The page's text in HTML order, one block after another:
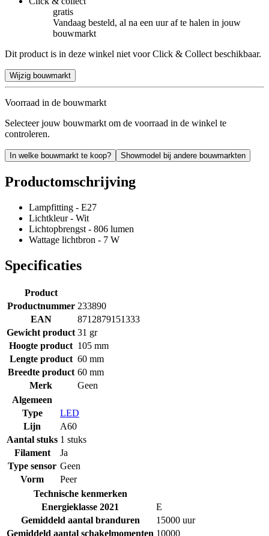
gratis
Vandaag besteld, al na een uur af te halen in jouw
bouwmarkt
Dit product is in deze winkel niet voor Click & Collect beschikbaar.
Wijzig bouwmarkt
Voorraad in de bouwmarkt
Selecteer jouw bouwmarkt om de voorraad in de winkel te
controleren.
In welke bouwmarkt te koop? Showmodel bij andere bouwmarkten
Productomschrijving
Lampfitting - E27
Lichtkleur - Wit
Lichtopbrengst - 806 lumen
Wattage lichtbron - 7 W
Specificaties
Product
Productnummer 233890
EAN
8712879151333
Gewicht product 31 gr
Hoogte product 105 mm
Lengte product 60 mm
Breedte product 60 mm
Merk
Geen
Algemeen
Type
LED
Lijn
A60
Aantal stuks 1 stuks
Filament
Ja
Type sensor Geen
Vorm
Peer
Technische kenmerken
Energieklasse 2021
E
Gemiddeld aantal branduren
15000 uur
Gemiddeld aantal schakelmomenten 10000